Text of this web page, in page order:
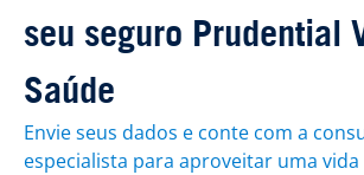
seu seguro Prudential
Saúde
Envie seus dados e conte com a
especialista para aproveitar uma